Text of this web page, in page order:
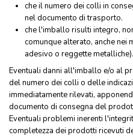
che il numero dei colli in
nel documento di trasporto.
che l'imballo risulti integro,
comunque alterato, anche nei
adesivo o reggette metalliche).
Eventuali danni all'imballo e/o al
del numero dei colli o delle
immediatamente rilevati,
documento di consegna del
Eventuali problemi inerenti
completezza dei prodotti ricevuti